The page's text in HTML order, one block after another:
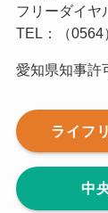
フリーダイヤ
TEL：（0564
愛知県知事許
ライフ
中